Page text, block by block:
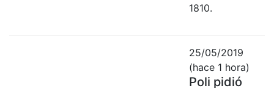
1810.
25/05/2019
(hace 1 hora)
Poli pidió